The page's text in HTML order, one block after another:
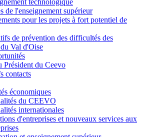
technologique
de l'enseignement supérieur
pour les projets à fort potentiel de
de prévention des difficultés des
Val d'Oise
Président du Ceevo
contacts
économiques
du CEEVO
internationales
d'entreprises et nouveaux services aux